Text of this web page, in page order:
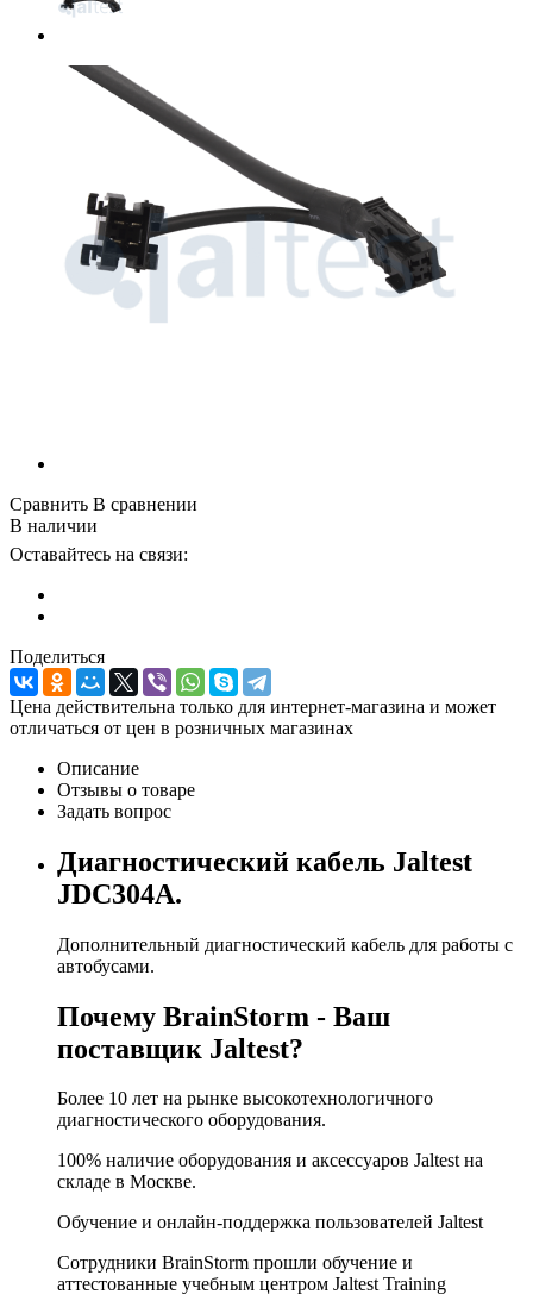
Сравнить В сравнении
В наличии
Оставайтесь на связи:
Поделиться
Цена действительна только для интернет-магазина и может
отличаться от цен в розничных магазинах
Описание
Отзывы о товаре
Задать вопрос
Диагностический кабель Jaltest
JDC304A.
Дополнительный диагностический кабель для работы с
автобусами.
Почему BrainStorm - Ваш
поставщик Jaltest?
Более 10 лет на рынке высокотехнологичного
диагностического оборудования.
100% наличие оборудования и аксессуаров Jaltest на
складе в Москве.
Обучение и онлайн-поддержка пользователей Jaltest
Сотрудники BrainStorm прошли обучение и
аттестованные учебным центром Jaltest Training